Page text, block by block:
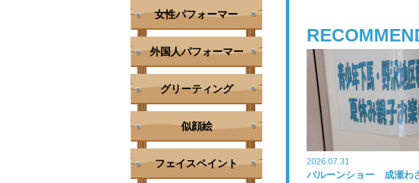
c
e
b
o
k
tt
er
2026.07.31
バルーンショー 成瀬わ
女性パフォーマー
外国人パフォーマー
グリーティング
似顔絵
フェイスペイント